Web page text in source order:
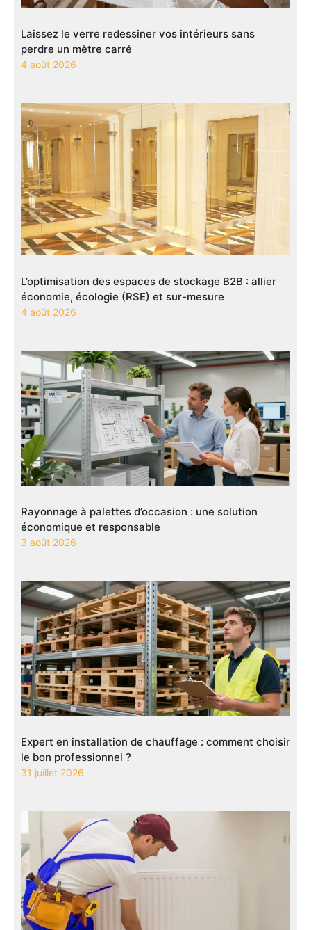
Laissez le verre redessiner vos intérieurs sans
perdre un mètre carré
4 août 2026
L’optimisation des espaces de stockage B2B : allier
économie, écologie (RSE) et sur-mesure
4 août 2026
Rayonnage à palettes d’occasion : une solution
économique et responsable
3 août 2026
Expert en installation de chauffage : comment choisir
le bon professionnel ?
31 juillet 2026